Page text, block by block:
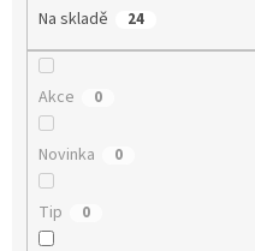
Na skladě 24
Akce 0
Novinka 0
Tip 0